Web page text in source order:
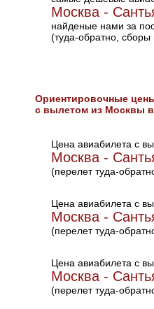
Москва -
найденые нами за
(туда-обратно,
Ориентировочные
с вылетом из Москвы
Цена авиабилета с
Москва -
(перелет туда-
Цена авиабилета с
Москва -
(перелет туда-
Цена авиабилета с
Москва -
(перелет туда-